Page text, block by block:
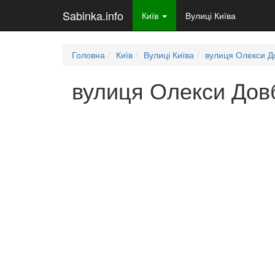
Sabinka.info Київ Вулиці Київа
Головна Київ Вулиці Київа вулиця Олекси
вулиця Олекси